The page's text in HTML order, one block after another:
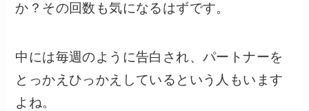
か？その回数も気になるはずです。
中には毎週のように告白され、パートナーを
とっかえひっかえしているという人もいます
よね。